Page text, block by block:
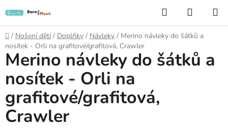
na
obsah
Hledat
KOŠÍK
Domů
/ Nošení dětí / Doplňky / Návleky / Merino návleky do šátků a
nosítek - Orli na grafitové/grafitová, Crawler
Merino návleky do šátků a
nosítek - Orli na
grafitové/grafitová,
Crawler